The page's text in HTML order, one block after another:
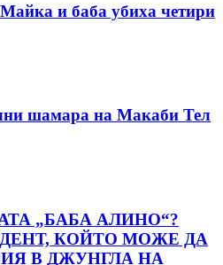
и баба убиха четири
шамара на Макаби Тел
„БАБА АЛИНО“?
КОЙТО МОЖЕ ДА
В ДЖУНГЛА НА